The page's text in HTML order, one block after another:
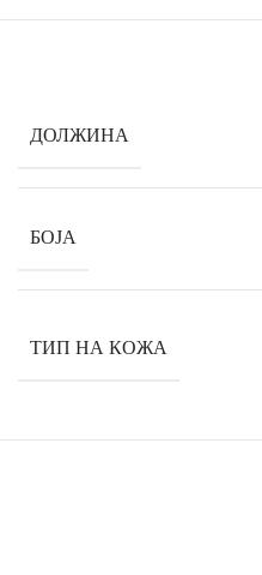
ДОЛЖИНА
БОЈА
ТИП НА КОЖА